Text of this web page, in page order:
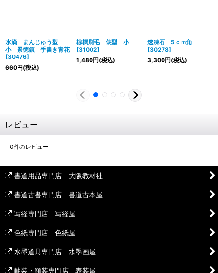
水滴 まんじゅう型
小 景徳鎮 手書き青花
[30476]
660円(税込)
棕櫚刷毛 俵型 小
[31002]
1,480円(税込)
遼凍石 5ｃｍ角
[30278]
3,300円(税込)
レビュー
0件のレビュー
書道用品専門店 大阪教材社
書道古書専門店 書道古本屋
写経専門店 写経屋
色紙専門店 色紙屋
水墨道具専門店 水墨画屋
軸装・額装専門店 表装屋